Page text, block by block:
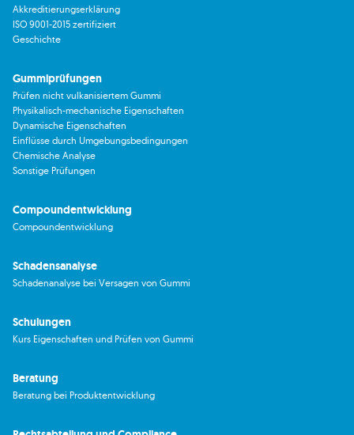
Akkreditierungserklärung
ISO 9001-2015 zertifiziert
Geschichte
Gummiprüfungen
Prüfen nicht vulkanisiertem Gummi
Physikalisch-mechanische Eigenschaften
Dynamische Eigenschaften
Einflüsse durch Umgebungsbedingungen
Chemische Analyse
Sonstige Prüfungen
Compoundentwicklung
Compoundentwicklung
Schadensanalyse
Schadenanalyse bei Versagen von Gummi
Schulungen
Kurs Eigenschaften und Prüfen von Gummi
Beratung
Beratung bei Produktentwicklung